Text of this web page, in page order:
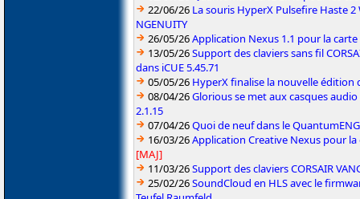
22/06/26 La souris HyperX Pulsefire Haste
NGENUITY
26/05/26Application Nexus 1.1 pour la
13/05/26Support des claviers sans fil
dans iCUE 5.45.71
05/05/26 HyperX finalise la nouvelle édition
08/04/26Glorious se met aux casques audio
2.1.15
07/04/26Quoi de neuf dans le
16/03/26Application Creative Nexus pour
[MAJ]
11/03/26Support des claviers CORSAIR
25/02/26SoundCloud en HLS avec le